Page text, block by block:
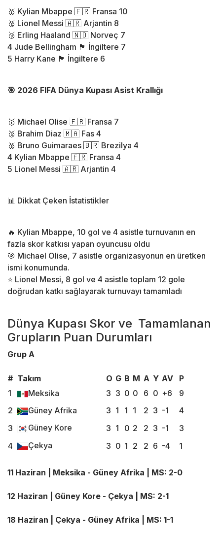
🥇 Kylian Mbappe 🇫🇷 Fransa 10
🥈 Lionel Messi 🇦🇷 Arjantin 8
🥉 Erling Haaland 🇳🇴 Norveç 7
4 Jude Bellingham 🏴 İngiltere 7
5 Harry Kane 🏴 İngiltere 6
🎯 2026 FIFA Dünya Kupası Asist Krallığı
🥇 Michael Olise 🇫🇷 Fransa 7
🥈 Brahim Diaz 🇲🇦 Fas 4
🥉 Bruno Guimaraes 🇧🇷 Brezilya 4
4 Kylian Mbappe 🇫🇷 Fransa 4
5 Lionel Messi 🇦🇷 Arjantin 4
📊 Dikkat Çeken İstatistikler
🔥 Kylian Mbappe, 10 gol ve 4 asistle turnuvanın en
fazla skor katkısı yapan oyuncusu oldu
🎯 Michael Olise, 7 asistle organizasyonun en üretken
ismi konumunda.
⭐ Lionel Messi, 8 gol ve 4 asistle toplam 12 gole
doğrudan katkı sağlayarak turnuvayı tamamladı
Dünya Kupası Skor ve Tamamlanan
Grupların Puan Durumları
Grup A
# Takım O G B M A Y AV
P
1
Meksika 3 3 0 0 6 0 +6
9
2
Güney Afrika 3 1 1 1 2 3 -1
4
3
Güney Kore 3 1 0 2 2 3 -1
3
4
Çekya 3 0 1 2 2 6 -4 1
11 Haziran | Meksika - Güney Afrika | MS: 2-0
12 Haziran | Güney Kore - Çekya | MS: 2-1
18 Haziran | Çekya - Güney Afrika | MS: 1-1